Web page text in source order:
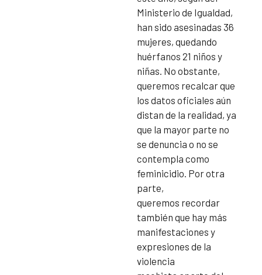
Ministerio de Igualdad,
han sido asesinadas 36
mujeres, quedando
huérfanos 21 niños y
niñas. No obstante,
queremos recalcar que
los datos oficiales aún
distan de la realidad, ya
que la mayor parte no
se denuncia o no se
contempla como
feminicidio. Por otra
parte,
queremos recordar
también que hay más
manifestaciones y
expresiones de la
violencia